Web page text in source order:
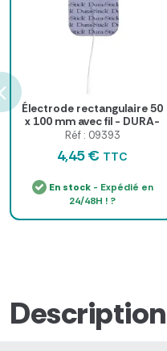
Électrode rectangulaire 50
x 100 mm avec fil - DURA-
STICK - sachet de 2
Réf : 09393
4,45 € TTC
En stock- Expédié en
24/48H ! ?